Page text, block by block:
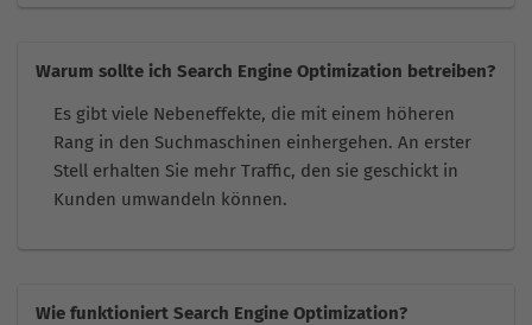
Warum sollte ich Search Engine Optimization betreiben?
Es gibt viele Nebeneffekte, die mit einem höheren
Rang in den Suchmaschinen einhergehen. An erster
Stell erhalten Sie mehr Traffic, den sie geschickt in
Kunden umwandeln können.
Wie funktioniert Search Engine Optimization?